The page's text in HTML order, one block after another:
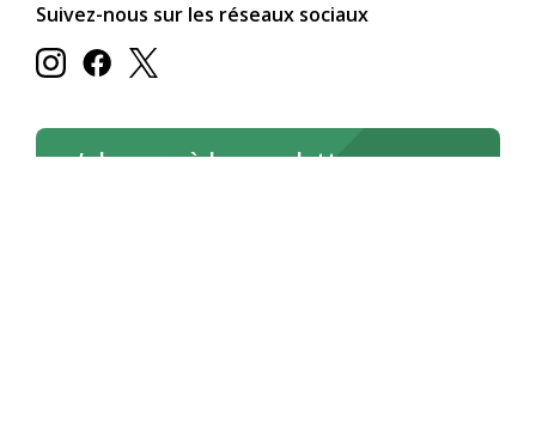
Suivez-nous sur les réseaux sociaux
s’abonner à la newsletter